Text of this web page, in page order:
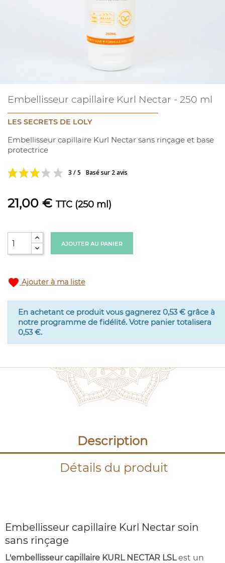
Embellisseur capillaire Kurl Nectar - 250 ml
LES SECRETS DE LOLY
Embellisseur capillaire Kurl Nectar sans rinçage et base
protectrice
3 / 5 Basé sur 2 avis
21,00 € TTC (250 ml)
AJOUTER AU PANIER
favorite Ajouter à ma liste
En achetant ce produit vous gagnerez 0,53 € grâce à
notre programme de fidélité. Votre panier totalisera
0,53 €.
Description
Détails du produit
Embellisseur capillaire Kurl Nectar soin
sans rinçage
L'embellisseur capillaire KURL NECTAR LSLest un